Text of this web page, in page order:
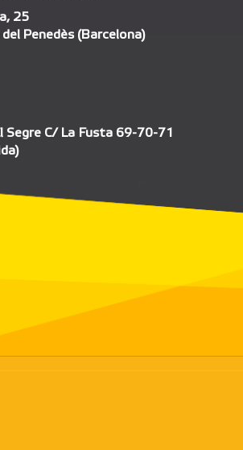
25
Penedès (Barcelona)
Segre C/ La Fusta 69-70-71